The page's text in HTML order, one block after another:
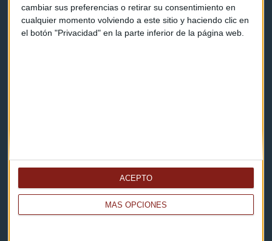
cambiar sus preferencias o retirar su consentimiento en
cualquier momento volviendo a este sitio y haciendo clic en
el botón "Privacidad" en la parte inferior de la página web.
MÁS OPCIONES
ACEPTO
Cómo escucharnos
Política de privacidad